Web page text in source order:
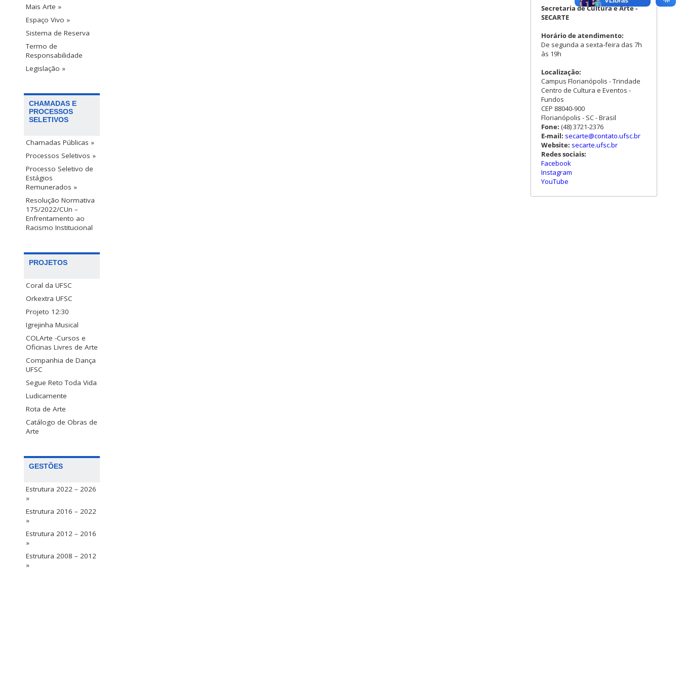
Mais Arte »
Espaço Vivo »
Sistema de Reserva
Termo de
Responsabilidade
Legislação »
CHAMADAS E
PROCESSOS
SELETIVOS
Chamadas Públicas »
Processos Seletivos »
Processo Seletivo de
Estágios
Remunerados »
Resolução Normativa
175/2022/CUn –
Enfrentamento ao
Racismo Institucional
PROJETOS
Coral da UFSC
Orkextra UFSC
Projeto 12:30
Igrejinha Musical
COLArte -Cursos e
Oficinas Livres de Arte
Companhia de Dança
UFSC
Segue Reto Toda Vida
Ludicamente
Rota de Arte
Catálogo de Obras de
Arte
GESTÕES
Estrutura 2022 – 2026
»
Estrutura 2016 – 2022
»
Estrutura 2012 – 2016
»
Estrutura 2008 – 2012
»
Secretaria de Cultura e Arte -
SECARTE
Horário de atendimento:
De segunda a sexta-feira das 7h
às 19h
Localização:
Campus Florianópolis - Trindade
Centro de Cultura e Eventos -
Fundos
CEP 88040-900
Florianópolis - SC - Brasil
Fone: (48) 3721-2376
E-mail: secarte@contato.ufsc.br
Website: secarte.ufsc.br
Redes sociais:
Facebook
Instagram
YouTube